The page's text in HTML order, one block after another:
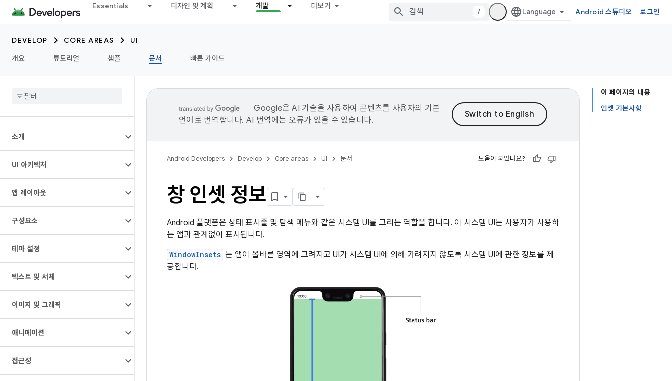
Essentials 디자인 및 계획 개발 더보기
/ Android 스튜디오 로그인
DEVELOP CORE AREAS
UI
개요
튜토리얼 샘플 문서 빠른 가이드
소개
UI 아키텍처
앱 레이아웃
구성요소
테마 설정
텍스트 및 서체
이미지 및 그래픽
애니메이션
접근성
이 페이지의 내용
인셋 기본사항
Google은 AI 기술을 사용하여 콘텐츠를 사용자의 기본
언어로 번역합니다. AI 번역에는 오류가 있을 수 있습니다.
Android Developers Develop Core areas UI 문서 도움이 되었나요?
창 인셋 정보
Android 플랫폼은 상태 표시줄 및 탐색 메뉴와 같은 시스템 UI를 그리는 역할을 합니다. 이 시스템 UI는 사용자가 사용하
는 앱과 관계없이 표시됩니다.
WindowInsets 는 앱이 올바른 영역에 그려지고 UI가 시스템 UI에 의해 가려지지 않도록 시스템 UI에 관한 정보를 제
공합니다.